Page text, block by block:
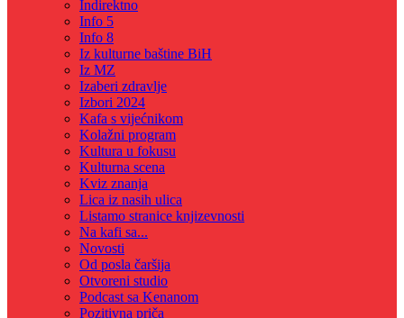
Indirektno
Info 5
Info 8
Iz kulturne baštine BiH
Iz MZ
Izaberi zdravlje
Izbori 2024
Kafa s vijećnikom
Kolažni program
Kultura u fokusu
Kulturna scena
Kviz znanja
Lica iz nasih ulica
Listamo stranice knjizevnosti
Na kafi sa...
Novosti
Od posla čaršija
Otvoreni studio
Podcast sa Kenanom
Pozitivna priča